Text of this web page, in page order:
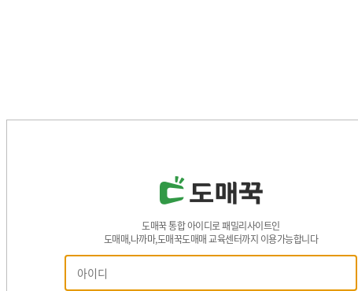
도매꾹 통합 아이디로 패밀리사이트인
도매매,나까마,도매꾹도매매 교육센터까지 이용가능합니다